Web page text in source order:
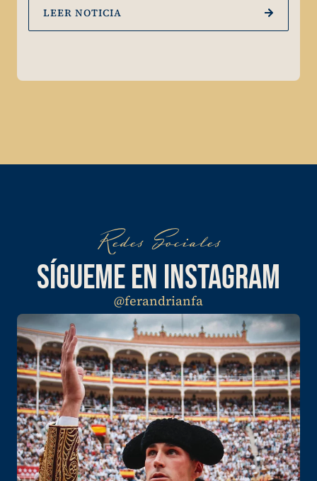
LEER NOTICIA
Redes Sociales
SÍGUEME EN INSTAGRAM
@ferandrianfa